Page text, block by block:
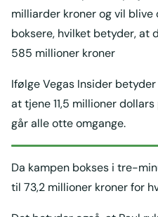
milliarder kroner og vil
boksere, hvilket betyder, at
585 millioner kroner
Ifølge Vegas Insider
at tjene 11,5 millioner
går alle otte omgange.
Da kampen bokses i tre-
til 73,2 millioner kroner for